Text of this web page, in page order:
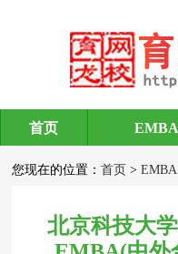
EMBA招生
首页
您现在的位置：首页 >EMBA
北京科技大